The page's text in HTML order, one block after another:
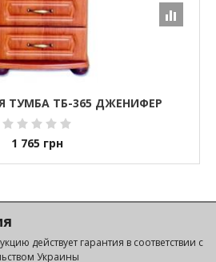
ТУМБА ТБ-365 ДЖЕНИФЕР
1 765 грн
действует гарантия в соответствии с
Украины